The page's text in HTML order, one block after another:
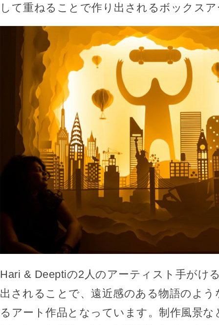
して重ねることで作り出されるボックス
Hari & Deeptiの2人のアーティスト手がけ
出されることで、遠近感のある物語のよう
るアート作品となっています。制作風景